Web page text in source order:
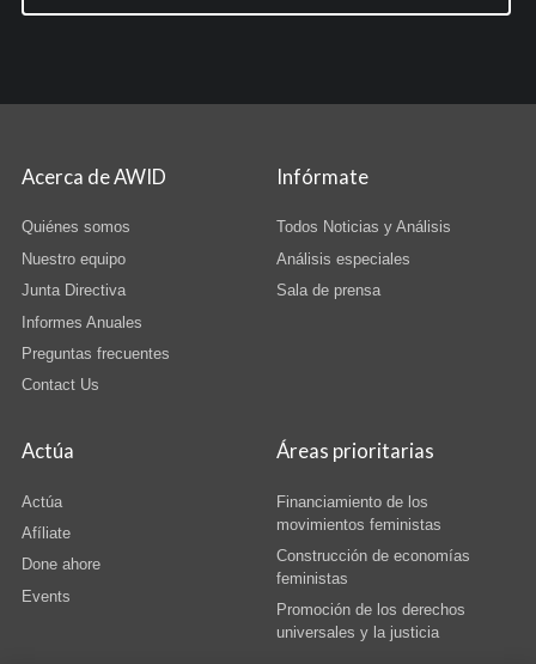
Acerca de AWID
Quiénes somos
Nuestro equipo
Junta Directiva
Informes Anuales
Preguntas frecuentes
Contact Us
Infórmate
Todos Noticias y Análisis
Análisis especiales
Sala de prensa
Actúa
Actúa
Afíliate
Done ahore
Events
Áreas prioritarias
Financiamiento de los
movimientos feministas
Construcción de economías
feministas
Promoción de los derechos
universales y la justicia